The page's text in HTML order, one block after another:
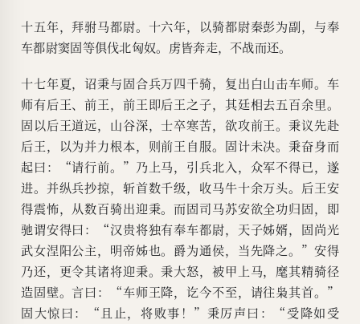
十五年，拜驸马都尉。十六年，以骑都尉秦彭为副，与奉
车都尉窦固等俱伐北匈奴。虏皆奔走，不战而还。
十七年夏，诏秉与固合兵万四千骑，复出白山击车师。车
师有后王、前王，前王即后王之子，其廷相去五百余里。
固以后王道远，山谷深，士卒寒苦，欲攻前王。秉议先赴
后王，以为并力根本，则前王自服。固计未决。秉奋身而
起曰：“请行前。”乃上马，引兵北入，众军不得已，遂
进。并纵兵抄掠，斩首数千级，收马牛十余万头。后王安
得震怖，从数百骑出迎秉。而固司马苏安欲全功归固，即
驰谓安得曰：“汉贵将独有奉车都尉，天子姊婿，固尚光
武女涅阳公主，明帝姊也。爵为通侯，当先降之。”安得
乃还，更令其诸将迎秉。秉大怒，被甲上马，麾其精骑径
造固壁。言曰：“车师王降，讫今不至，请往枭其首。”
固大惊曰：“且止，将败事！”秉厉声曰：“受降如受